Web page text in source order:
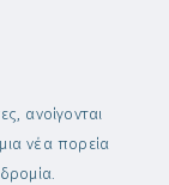
ανοίγονται
νέα πορεία